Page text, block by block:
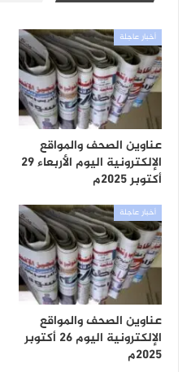
أخبار عاجلة
عناوين الصحف والمواقع
الإلكترونية اليوم الأربعاء 29
أكتوبر 2025م
أخبار عاجلة
عناوين الصحف والمواقع
الإلكترونية اليوم 26 أكتوبر
2025م